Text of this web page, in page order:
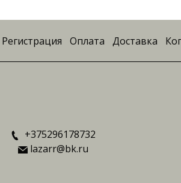
Регистрация Оплата Доставка
+375296178732
lazarr@bk.ru